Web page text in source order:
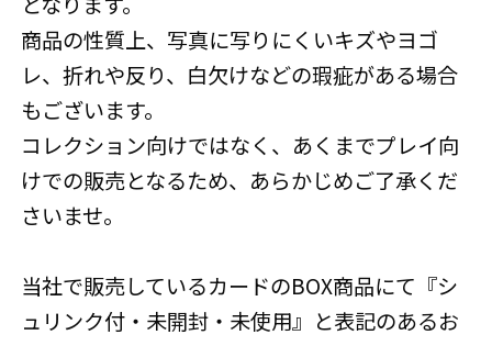
商品の性質上、写真に写りにくいキズやヨゴ
レ、折れや反り、白欠けなどの瑕疵がある場合
もございます。
コレクション向けではなく、あくまでプレイ向
けでの販売となるため、あらかじめご了承くだ
さいませ。
当社で販売しているカードのBOX商品にて『シ
ュリンク付・未開封・未使用』と表記のあるお